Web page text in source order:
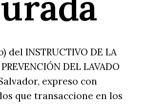
INSTRUCTIVO DE LA
DEL LAVADO
expreso con
que transaccione en los